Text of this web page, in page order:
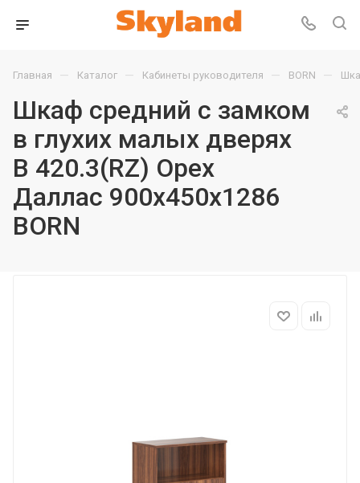
Главная — Каталог — Кабинеты руководителя — BORN —
Шкаф средний с замком
в глухих малых дверях
B 420.3(RZ) Орех
Даллас 900х450х1286
BORN